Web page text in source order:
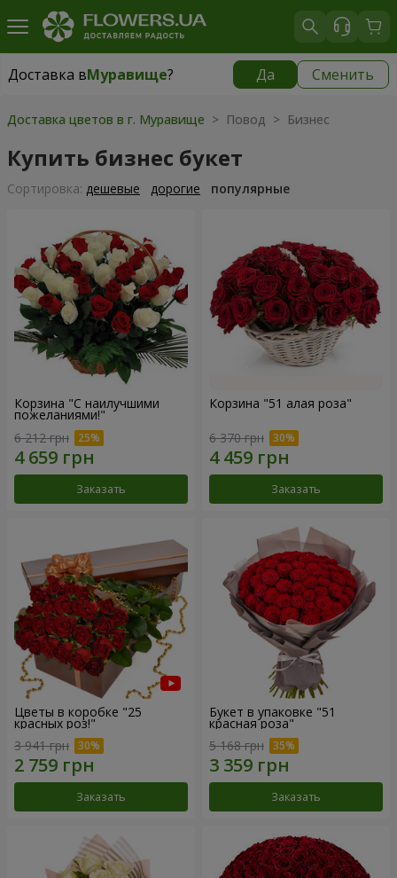
Доставка вМуравище? Да Сменить
Доставка вМуравище|
Доставка цветов в г. Муравище > Повод > Бизнес
Купить бизнес букет
Cортировка: дешевые дорогие популярные
Корзина "С наилучшими
пожеланиями!"
6 212 грн
Заказать
Корзина "51 алая роза"
6 370 грн
Заказать
Цветы в коробке "25
красных роз!"
3 941 грн
Заказать
Букет в упаковке "51
красная роза"
5 168 грн
Заказать